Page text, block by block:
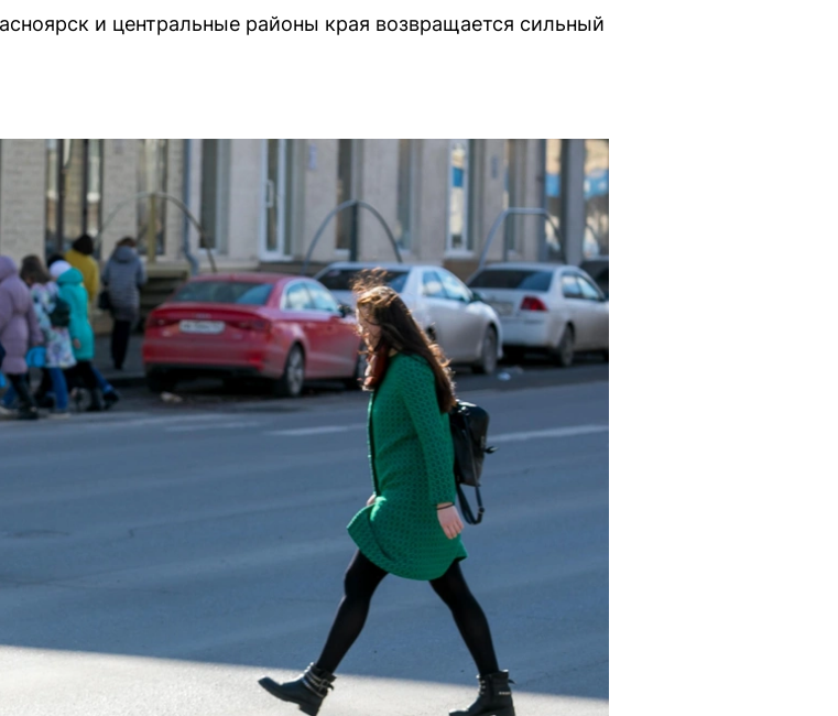
и центральные районы края возвращается сильный